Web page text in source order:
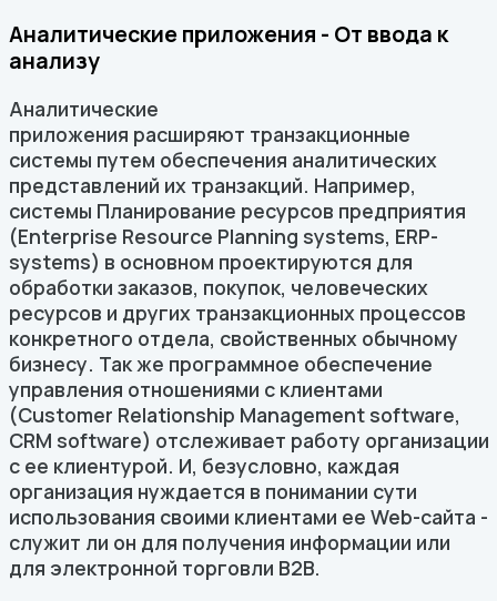
Аналитические приложения - От ввода к
анализу
Аналитические
приложения расширяют транзакционные
системы путем обеспечения аналитических
представлений их транзакций. Например,
системы Планирование ресурсов предприятия
(Enterprise Resource Planning systems, ERP-
systems) в основном проектируются для
обработки заказов, покупок, человеческих
ресурсов и других транзакционных процессов
конкретного отдела, свойственных обычному
бизнесу. Так же программное обеспечение
управления отношениями с клиентами
(Customer Relationship Management software,
CRM software) отслеживает работу организации
с ее клиентурой. И, безусловно, каждая
организация нуждается в понимании сути
использования своими клиентами ее Web-сайта -
служит ли он для получения информации или
для электронной торговли B2B.